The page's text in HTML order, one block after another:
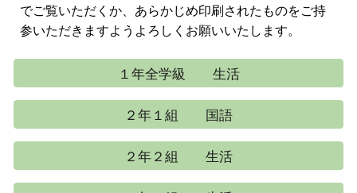
でご覧いただくか、あらかじめ印刷されたものをご持
参いただきますようよろしくお願いいたします。
１年全学級 生活
２年１組 国語
２年２組 生活